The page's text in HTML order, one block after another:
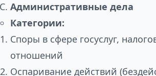
Административные дела
Категории:
Споры в сфере госуслуг,
отношений
Оспаривание действий